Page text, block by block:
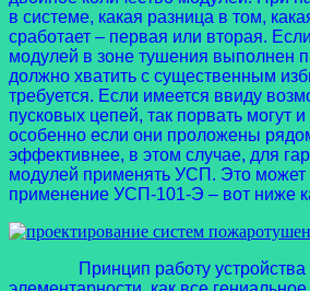
в системе, какая разница в том,
сработает – первая или вторая.
модулей в зоне тушения выполнен
должно хватить с существенным
требуется. Если имеется ввиду
пусковых цепей, так порвать могут
особенно если они проложены
эффективнее, в этом случае, для
модулей применять УСП. Это может
применение УСП-101-Э – вот ниже
Принцип работу устройства